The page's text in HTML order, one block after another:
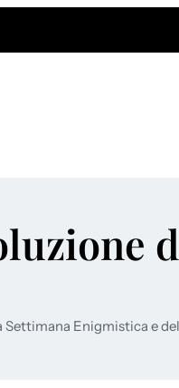
Enigmistica e